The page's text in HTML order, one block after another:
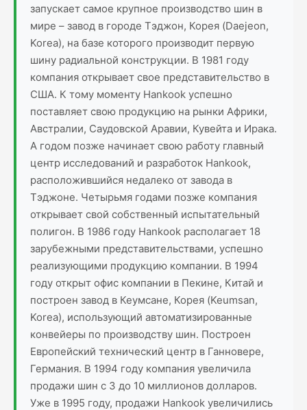
запускает самое крупное производство шин в
мире – завод в городе Тэджон, Корея (Daejeon,
Korea), на базе которого производит первую
шину радиальной конструкции. В 1981 году
компания открывает свое представительство в
США. К тому моменту Hankook успешно
поставляет свою продукцию на рынки Африки,
Австралии, Саудовской Аравии, Кувейта и Ирака.
А годом позже начинает свою работу главный
центр исследований и разработок Hankook,
расположившийся недалеко от завода в
Тэджоне. Четырьмя годами позже компания
открывает свой собственный испытательный
полигон. В 1986 году Hankook располагает 18
зарубежными представительствами, успешно
реализующими продукцию компании. В 1994
году открыт офис компании в Пекине, Китай и
построен завод в Кеумсане, Корея (Keumsan,
Korea), использующий автоматизированные
конвейеры по производству шин. Построен
Европейский технический центр в Ганновере,
Германия. В 1994 году компания увеличила
продажи шин с 3 до 10 миллионов долларов.
Уже в 1995 году, продажи Hankook увеличились